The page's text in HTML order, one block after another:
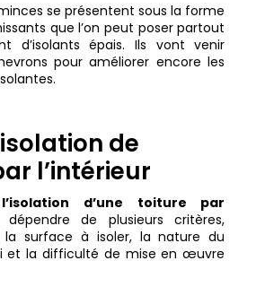
se présentent sous la forme
que l’on peut poser partout
d’isolants épais. Ils vont venir
pour améliorer encore les
de
l’intérieur
d’une toiture par
de plusieurs critères,
la surface à isoler, la nature du
et la difficulté de mise en œuvre